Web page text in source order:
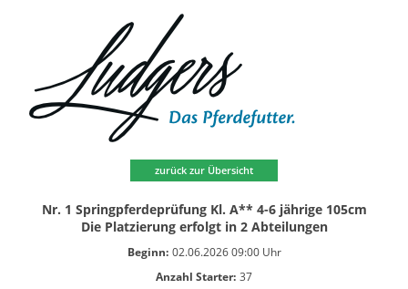
zurück zur Übersicht
Nr. 1 Springpferdeprüfung Kl. A** 4-6 jährige 105cm
Die Platzierung erfolgt in 2 Abteilungen
Beginn: 02.06.2026 09:00 Uhr
Anzahl Starter: 37